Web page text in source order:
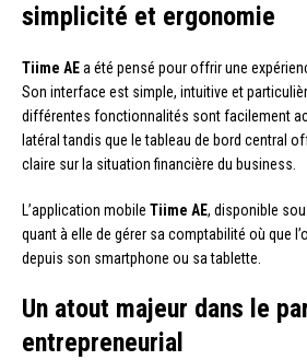
simplicité et ergonomie
Tiime AEa été pensé pour offrir une
Son interface est simple, intuitive et
différentes fonctionnalités sont facilement
latéral tandis que le tableau de bord central
claire sur la situation financière du business.
L’application mobile Tiime AE, disponible
quant à elle de gérer sa comptabilité où que
depuis son smartphone ou sa tablette.
Un atout majeur dans le
entrepreneurial